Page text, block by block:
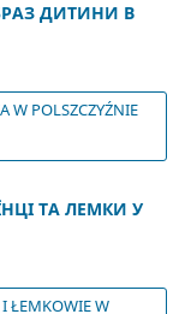
ДИТИНИ В
W POLSZCZYŹNIE
ТА ЛЕМКИ У
I ŁEMKOWIE W